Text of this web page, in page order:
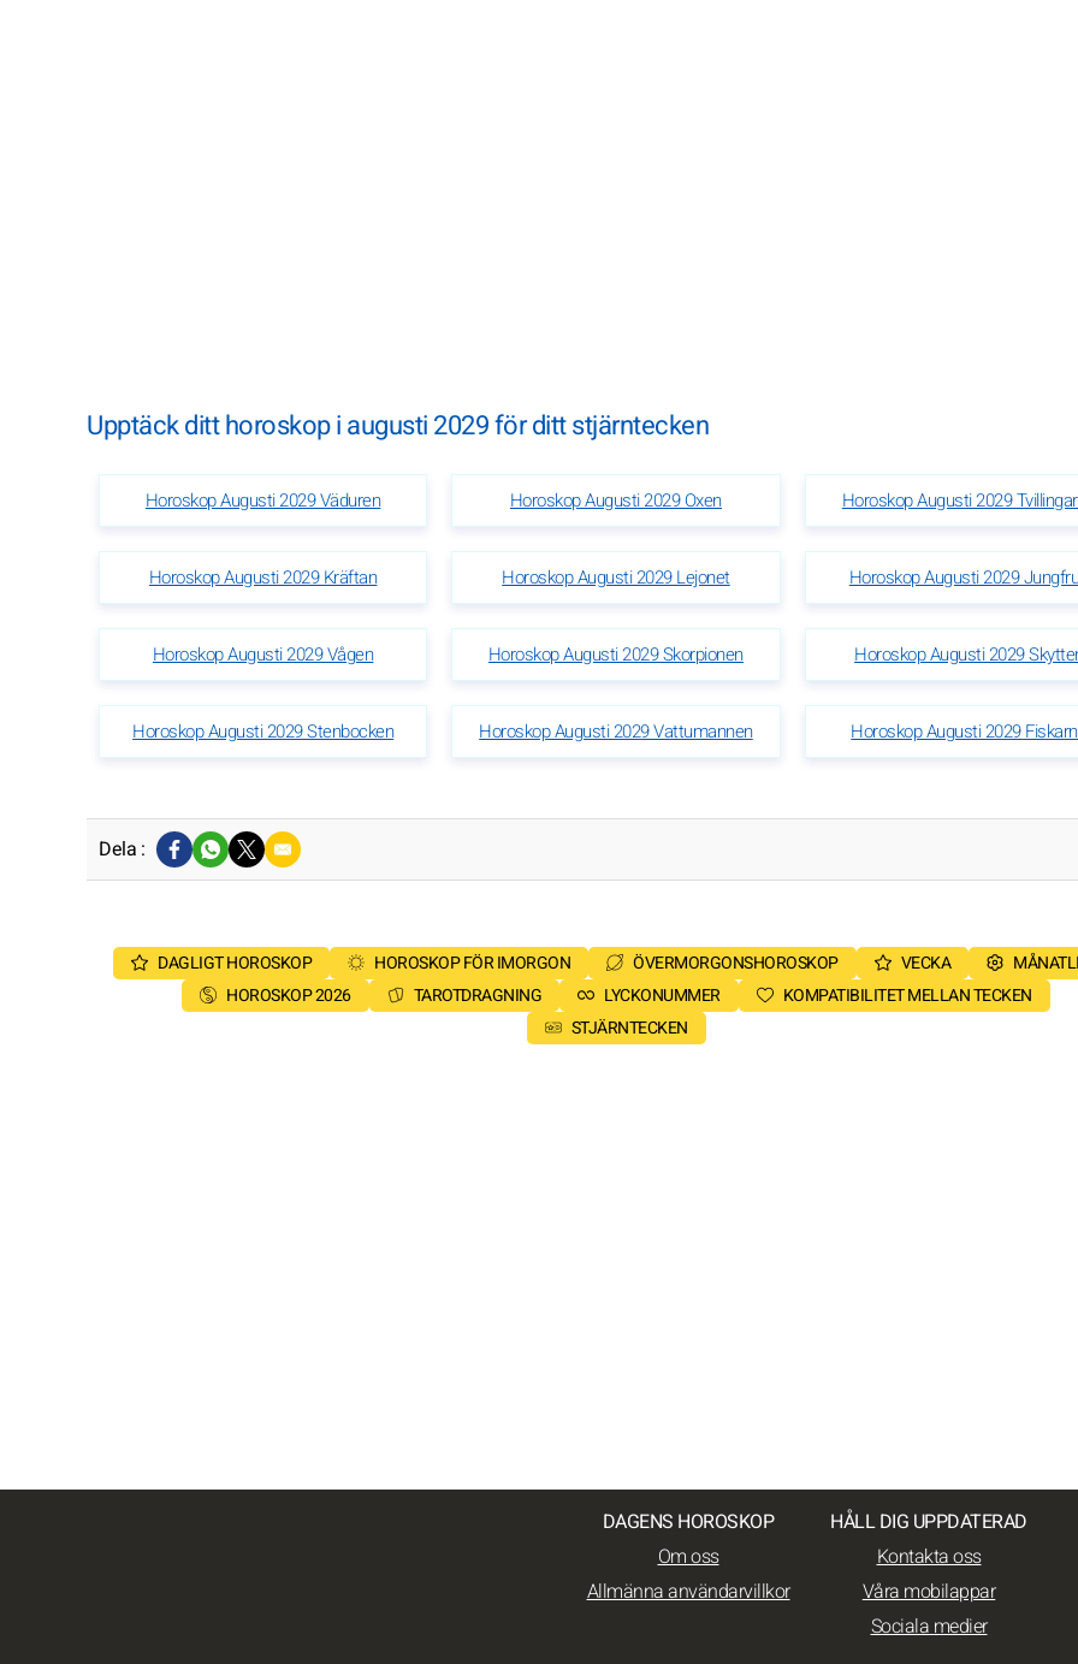
Upptäck ditt horoskop i augusti 2029 för ditt stjärntecken
Horoskop Augusti 2029 Väduren Horoskop Augusti 2029 Oxen Horoskop Augusti 2029
Horoskop Augusti 2029 Kräftan Horoskop Augusti 2029 Lejonet Horoskop Augusti 2029
Horoskop Augusti 2029 Vågen Horoskop Augusti 2029 Skorpionen Horoskop Augusti 2029
Horoskop Augusti 2029 Stenbocken Horoskop Augusti 2029 Vattumannen Horoskop Augusti 2029
Dela :
DAGLIGT HOROSKOP HOROSKOP FÖR IMORGON ÖVERMORGONSHOROSKOP VECKA
HOROSKOP 2026
TAROTDRAGNING LYCKONUMMER
KOMPATIBILITET MELLAN TECKEN
STJÄRNTECKEN
DAGENS HOROSKOP
Om oss
Allmänna användarvillkor
HÅLL DIG UPPDATERAD
Kontakta oss
Våra mobilappar
Sociala medier